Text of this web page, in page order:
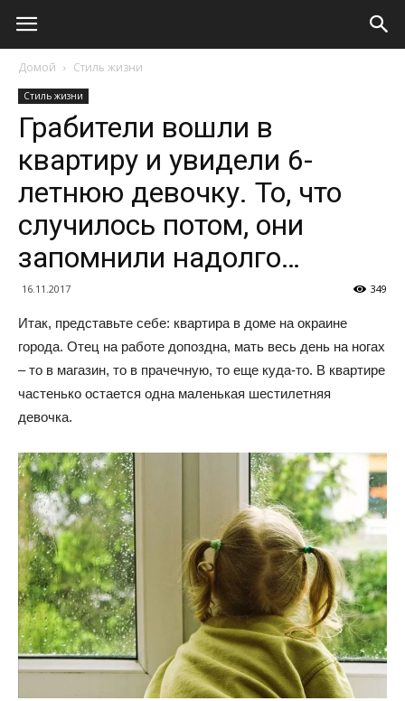
Домой Стиль жизни
Стиль жизни
Грабители вошли в
квартиру и увидели 6-
летнюю девочку. То, что
случилось потом, они
запомнили надолго…
16.11.2017 349
Итак, представьте себе: квартира в доме на окраине
города. Отец на работе допоздна, мать весь день на ногах
– то в магазин, то в прачечную, то еще куда-то. В квартире
частенько остается одна маленькая шестилетняя
девочка.